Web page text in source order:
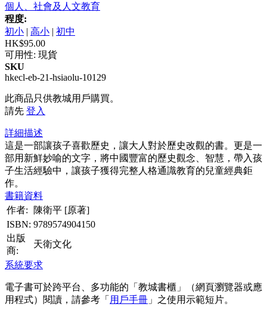
個人、社會及人文教育
程度:
初小 | 高小 | 初中
HK$95.00
可用性: 現貨
SKU
hkecl-eb-21-hsiaolu-10129
此商品只供教城用戶購買。
請先 登入
詳細描述
這是一部讓孩子喜歡歷史，讓大人對於歷史改觀的書。更是一
部用新鮮妙喻的文字，將中國豐富的歷史觀念、智慧，帶入孩
子生活經驗中，讓孩子獲得完整人格通識教育的兒童經典鉅
作。
書籍資料
作者:
陳衛平 [原著]
ISBN: 9789574904150
出版
商:
天衛文化
系統要求
電子書可於跨平台、多功能的「教城書櫃」（網頁瀏覽器或應
用程式）閱讀，請參考「 用戶手冊 」之使用示範短片。